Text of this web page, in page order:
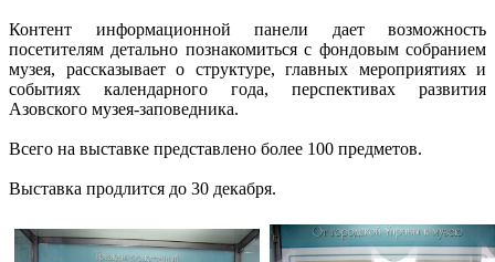
Контент информационной панели дает возможность
посетителям детально познакомиться с фондовым собранием
музея, рассказывает о структуре, главных мероприятиях и
событиях календарного года, перспективах развития
Азовского музея-заповедника.
Всего на выставке представлено более 100 предметов.
Выставка продлится до 30 декабря.